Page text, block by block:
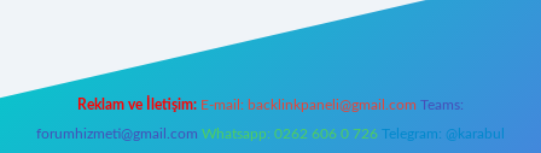
Reklam ve İletişim: E-mail: backlinkpaneli@gmail.com Teams:
forumhizmeti@gmail.com Whatsapp: 0262 606 0 726 Telegram: @karabul